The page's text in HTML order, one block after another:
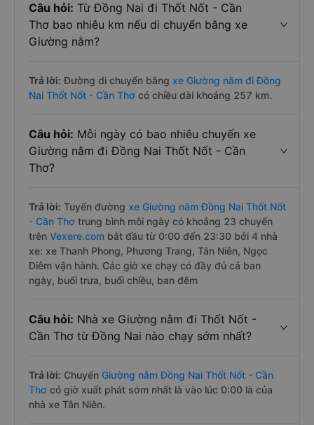
Câu hỏi: Từ Đồng Nai đi Thốt Nốt - Cần
Thơ bao nhiêu km nếu di chuyển bằng xe
Giường nằm?
Trả lời: Đường di chuyển bằng xe Giường nằm đi Đồng
Nai Thốt Nốt - Cần Thơ có chiều dài khoảng 257 km.
Câu hỏi: Mỗi ngày có bao nhiêu chuyến xe
Giường nằm đi Đồng Nai Thốt Nốt - Cần
Thơ?
Trả lời: Tuyến đường xe Giường nằm Đồng Nai Thốt Nốt
- Cần Thơ trung bình mỗi ngày có khoảng 23 chuyến
trên Vexere.com bắt đầu từ 0:00 đến 23:30 bởi 4 nhà
xe: xe Thanh Phong, Phương Trang, Tân Niên, Ngọc
Diễm vận hành. Các giờ xe chạy có đầy đủ cả ban
ngày, buổi trưa, buổi chiều, ban đêm
Câu hỏi: Nhà xe Giường nằm đi Thốt Nốt -
Cần Thơ từ Đồng Nai nào chạy sớm nhất?
Trả lời: Chuyến Giường nằm Đồng Nai Thốt Nốt - Cần
Thơ có giờ xuất phát sớm nhất là vào lúc 0:00 là của
nhà xe Tân Niên.